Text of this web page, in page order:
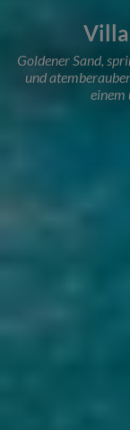
Villa
Goldener Sand,
und
einem